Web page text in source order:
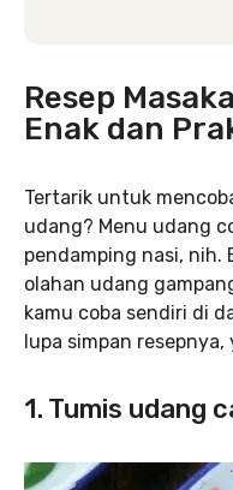
Resep
Enak dan
Tertarik untuk
udang? Menu udang
pendamping nasi, nih.
olahan udang
kamu coba sendiri di
lupa simpan resepnya,
1. Tumis udang